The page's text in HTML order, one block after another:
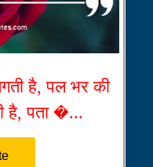
है, पल भर की
है, पता �...